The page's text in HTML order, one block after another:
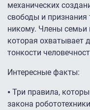
механических
свободы и признания
никому. Члены семьи
которая охватывает
тонкости
Интересные факты:
⦁ Три правила,
закона